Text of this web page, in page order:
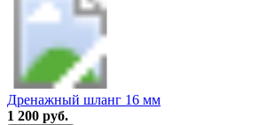
Дренажный шланг 16 мм
1 200 руб.